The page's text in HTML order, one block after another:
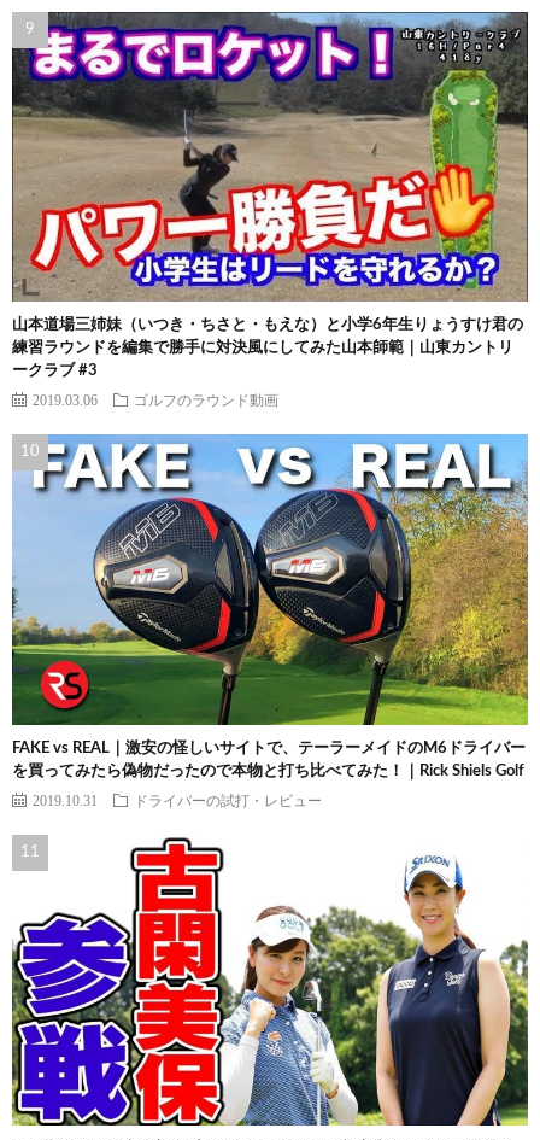
山本道場三姉妹（いつき・ちさと・もえな）と小学6年生りょうすけ君の
練習ラウンドを編集で勝手に対決風にしてみた山本師範｜山東カントリ
ークラブ #3
2019.03.06 ゴルフのラウンド動画
FAKE vs REAL｜激安の怪しいサイトで、テーラーメイドのM6ドライバー
を買ってみたら偽物だったので本物と打ち比べてみた！｜Rick Shiels Golf
2019.10.31 ドライバーの試打・レビュー